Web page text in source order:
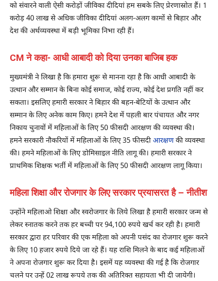
को संवारने वाली ऐसी करोड़ों जीविका दीदियां हम सबके लिए प्रेरणास्रोत हैं। 1
करोड़ 40 लाख से अधिक जीविका दीदियां अलग-अलग कामों से बिहार और
देश की अर्थव्यवस्था में बड़ी भूमिका निभा रही हैं।
CM ने कहा- आधी आबादी को दिया उनका बाजिब हक
मुख्यमंत्री ने लिखा है कि हमारा शुरू से मानना रहा है कि आधी आबादी के
उत्थान और सम्मान के बिना कोई समाज, कोई राज्य, कोई देश प्रगति नहीं कर
सकता। इसलिए हमारी सरकार ने बिहार की बहन-बेटियों के उत्थान और
सम्मान के लिए अनेक काम किए। हमने देश में पहली बार पंचायत और नगर
निकाय चुनावों में महिलाओं के लिए 50 फीसदी आरक्षण की व्यवस्था की।
हमने सरकारी नौकरियों में महिलाओं के लिए 35 फीसदी आरक्षण की व्यवस्था
की। हमने महिलाओं के लिए डोमिसाइल नीति लागू की। हमारी सरकार ने
प्राथमिक शिक्षक भर्ती में महिलाओं के लिए 50 फीसदी आरक्षण लागू किया।
महिला शिक्षा और रोजगार के लिए सरकार प्रयासरत है – नीतीश
उन्होंने महिलाओ शिक्षा और स्वरोजगार के लिये लिखा है हमारी सरकार जन्म से
लेकर स्नातक करने तक हर बच्ची पर 94,100 रुपये खर्च कर रही है। हमारी
सरकार द्वारा हर परिवार की एक महिला को अपनी पसंद का रोजगार शुरू करने
के लिए 10 हजार रुपये दिये जा रहे हैं। यह राशि मिलने के बाद कई महिलाओं
ने अपना रोजगार शुरू कर दिया है। इसमें यह व्यवस्था की गई है कि रोजगार
चलने पर उन्हें 02 लाख रूपये तक की अतिरिक्त सहायता भी दी जायेगी।